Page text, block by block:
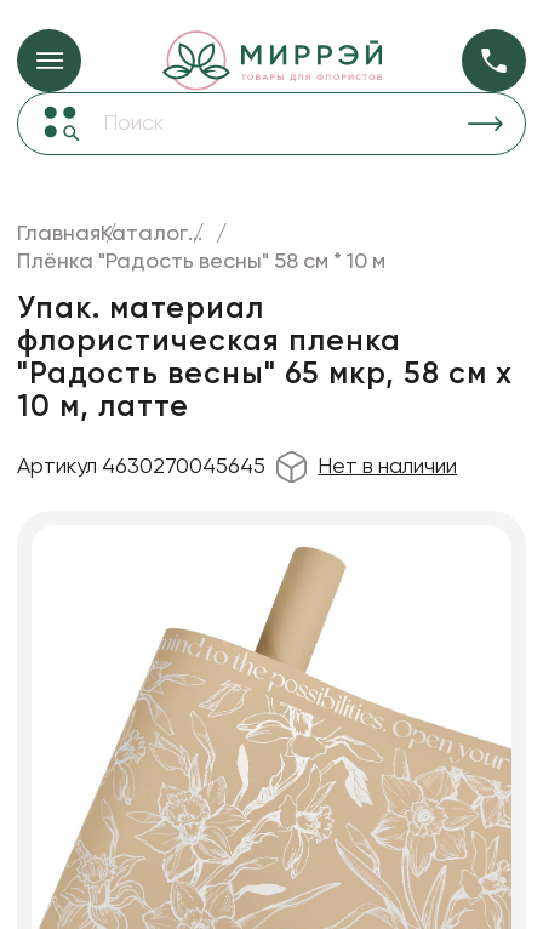
Упаковка для цветов и подарков Упаковка для
Коробки для цветов
Декор для дома
Сухоцветы
Лента
Товары для флористов
Пакеты для цветов и подарков
Игрушки мягкие
ГлавнаяКаталог...
Плёнка "Радость весны" 58 см * 10 м
Упак. материал
флористическая пленка
"Радость весны" 65 мкр, 58 см х
10 м, латте
Артикул 4630270045645 Нет в наличии